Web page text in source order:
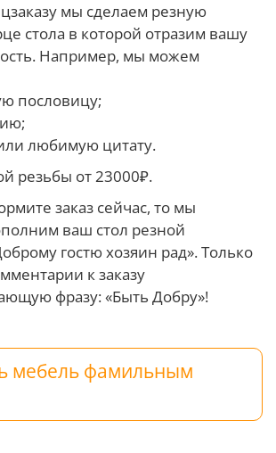
мы сделаем резную
стола в которой отразим вашу
Например, мы можем
пословицу;
любимую цитату.
резьбы от 23000₽.
заказ сейчас, то мы
ваш стол резной
гостю хозяин рад». Только
к заказу
фразу: «Быть Добру»!
мебель фамильным